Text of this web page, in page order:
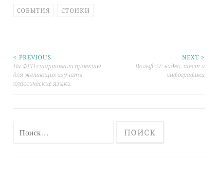
СОБЫТИЯ
СТОИКИ
Post
navigation
< PREVIOUS
На ФГН стартовали проекты
для желающих изучать
классические языки
NEXT >
Вольф 57: видео, тест и
инфографика